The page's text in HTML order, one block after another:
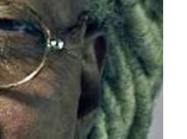
modnu
navikama i
je važno